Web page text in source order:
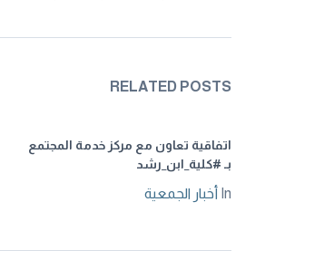
RELATED POSTS
اتفاقية تعاون مع مركز خدمة المجتمع
بـ #كلية_ابن_رشد
In أخبار الجمعية